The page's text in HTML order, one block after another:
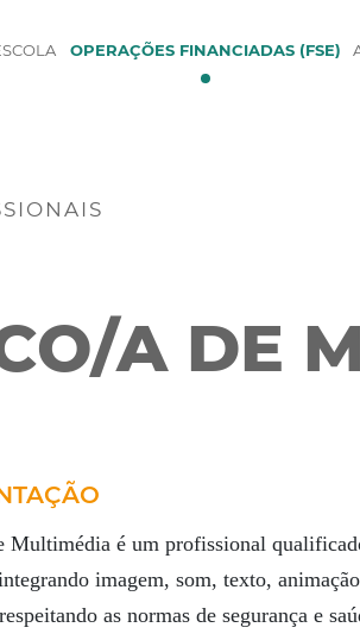
OPERAÇÕES FINANCIADAS (FSE)
A DE
Multimédia é um profissional
imagem, som, texto,
as normas de segurança e